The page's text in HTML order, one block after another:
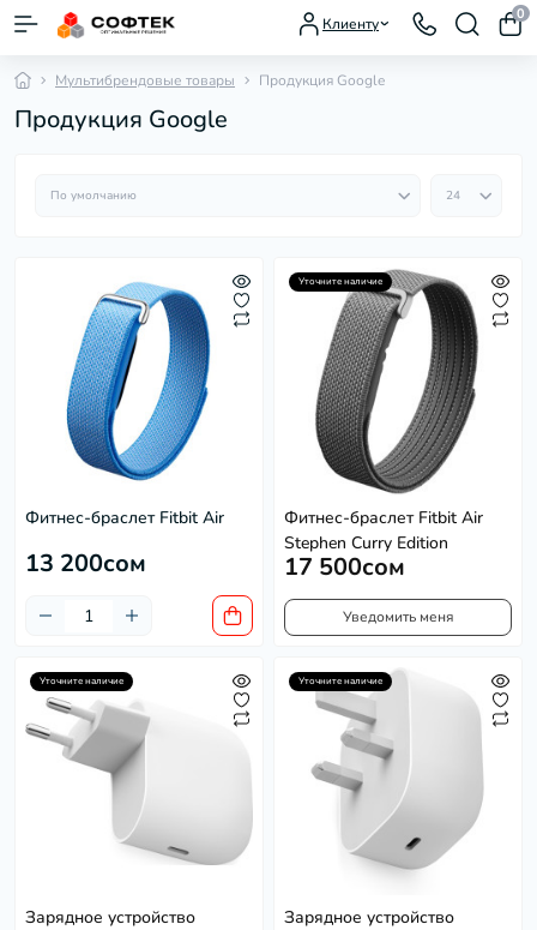
Клиенту
0
Мультибрендовые товары Продукция Google
Продукция Google
Фитнес-браслет Fitbit Air
13 200сом
Уточните наличие
Фитнес-браслет Fitbit Air
Stephen Curry Edition
17 500сом
Уведомить меня
Уточните наличие
Зарядное устройство
Уточните наличие
Зарядное устройство